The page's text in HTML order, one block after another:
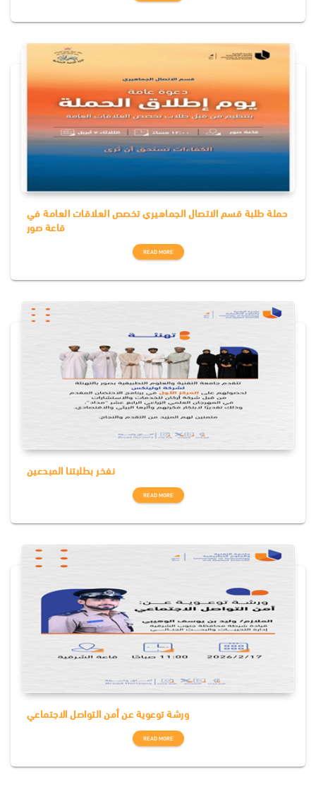
حملة طلبة قسم الاتصال الجماهيري تخصص العلاقات العامة في
قاعة صور
READ MORE
نفخر بطلبتنا المبدعين
READ MORE
ورشة توعوية عن أمن التواصل الاجتماعي
READ MORE